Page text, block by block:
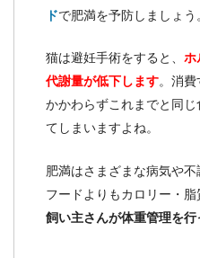
ドで肥満を予防しましょう
猫は避妊手術をすると、 ホ
代謝量が低下します。消費
かかわらずこれまでと同
てしまいますよね。
肥満はさまざまな病気や
フードよりもカロリー・脂
飼い主さんが体重管理を行